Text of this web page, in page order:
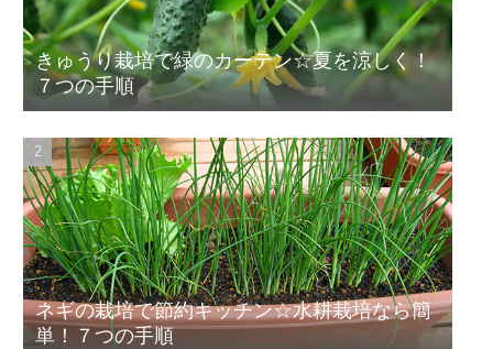
きゅうり栽培で緑のカーテン☆夏を涼しく！
７つの手順
ネギの栽培で節約キッチン☆水耕栽培なら簡
単！７つの手順